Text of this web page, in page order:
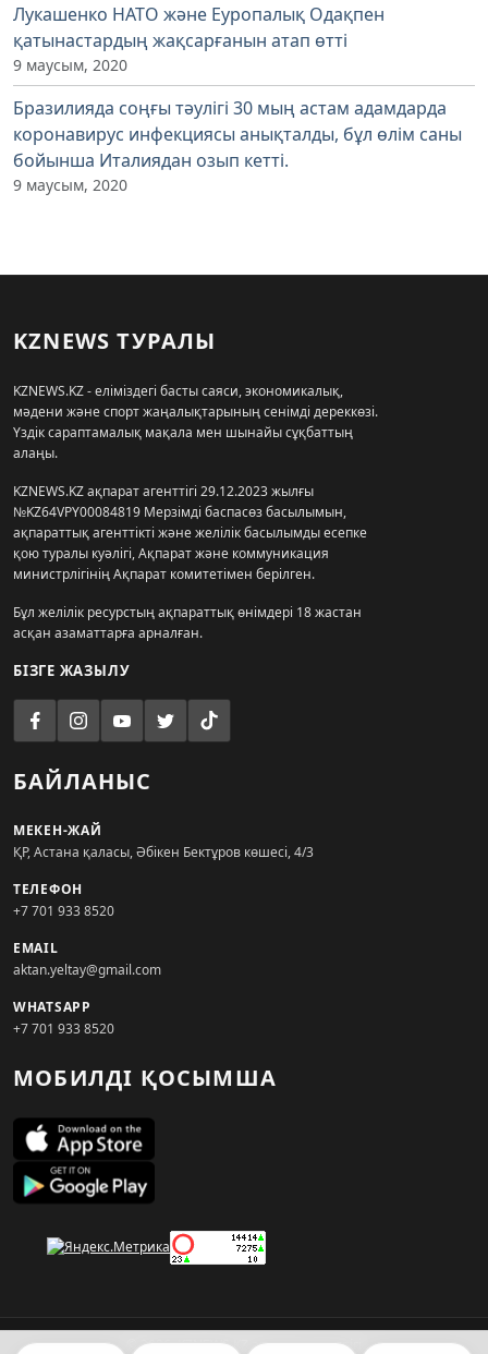
Лукашенко НАТО және Еуропалық Одақпен
қатынастардың жақсарғанын атап өтті
9 маусым, 2020
Бразилияда соңғы тәулігі 30 мың астам адамдарда
коронавирус инфекциясы анықталды, бұл өлім саны
бойынша Италиядан озып кетті.
9 маусым, 2020
KZNEWS ТУРАЛЫ
KZNEWS.KZ - еліміздегі басты саяси, экономикалық,
мәдени және спорт жаңалықтарының сенімді дереккөзі.
Үздік сараптамалық мақала мен шынайы сұқбаттың
алаңы.
KZNEWS.KZ ақпарат агенттігі 29.12.2023 жылғы
№KZ64VPY00084819 Мерзімді баспасөз басылымын,
ақпараттық агенттікті және желілік басылымды есепке
қою туралы куәлігі, Ақпарат және коммуникация
министрлігінің Ақпарат комитетімен берілген.
Бұл желілік ресурстың ақпараттық өнімдері 18 жастан
асқан азаматтарға арналған.
БІЗГЕ ЖАЗЫЛУ
БАЙЛАНЫС
МЕКЕН-ЖАЙ
ҚР, Астана қаласы, Әбікен Бектұров көшесі, 4/3
ТЕЛЕФОН
+7 701 933 8520
EMAIL
aktan.yeltay@gmail.com
WHATSAPP
+7 701 933 8520
МОБИЛДІ ҚОСЫМША
© 2026. KZNEWS.KZ ақпарат агенттігі